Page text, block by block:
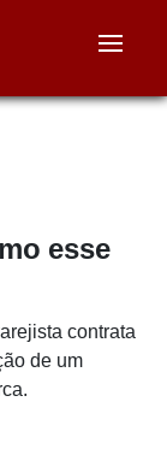
esse
contrata
de um